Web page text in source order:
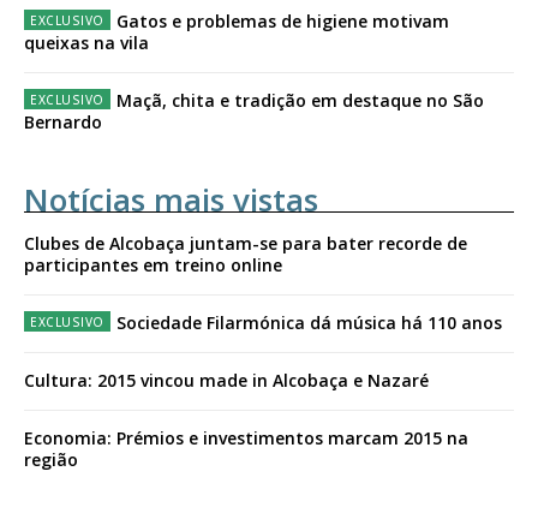
Gatos e problemas de higiene motivam
queixas na vila
Maçã, chita e tradição em destaque no São
Bernardo
Notícias mais vistas
Clubes de Alcobaça juntam-se para bater recorde de
participantes em treino online
Sociedade Filarmónica dá música há 110 anos
Cultura: 2015 vincou made in Alcobaça e Nazaré
Economia: Prémios e investimentos marcam 2015 na
região